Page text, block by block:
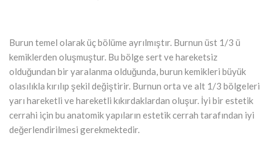
Burun temel olarak üç bölüme ayrılmıştır. Burnun üst 1/3 ü
kemiklerden oluşmuştur. Bu bölge sert ve hareketsiz
olduğundan bir yaralanma olduğunda, burun kemikleri büyük
olasılıkla kırılıp şekil değiştirir. Burnun orta ve alt 1/3 bölgeleri
yarı hareketli ve hareketli kıkırdaklardan oluşur. İyi bir estetik
cerrahi için bu anatomik yapıların estetik cerrah tarafından iyi
değerlendirilmesi gerekmektedir.